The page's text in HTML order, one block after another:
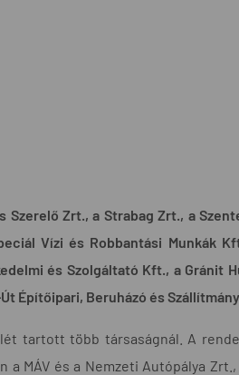
Szerelő Zrt., a Strabag Zrt., a
Vízi és Robbantási Munkák
és Szolgáltató Kft., a Gránit
Építőipari, Beruházó és
tartott több társaságnál. A
MÁV és a Nemzeti Autópálya